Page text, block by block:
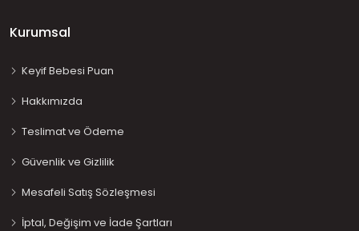
Kurumsal
Keyif Bebesi Puan
Hakkımızda
Teslimat ve Ödeme
Güvenlik ve Gizlilik
Mesafeli Satış Sözleşmesi
İptal, Değişim ve İade Şartları